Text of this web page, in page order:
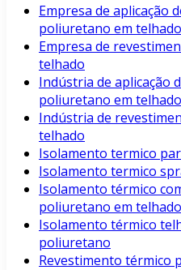
Empresa de aplicação
poliuretano em
Empresa de
telhado
Indústria de aplicação
poliuretano em
Indústria de
telhado
Isolamento termico
Isolamento termico
Isolamento térmico
poliuretano em telhado
Isolamento térmico
poliuretano
Revestimento térmico